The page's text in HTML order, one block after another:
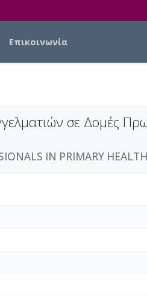
Επικοινωνία
σε Δομές
IN PRIMARY